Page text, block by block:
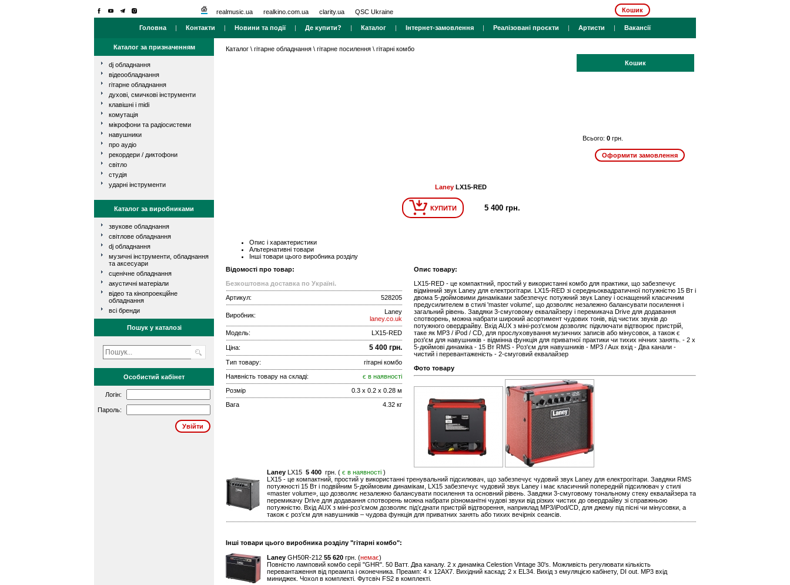
realmusic.ua realkino.com.ua clarity.ua QSC Ukraine Кошик
Головна | Контакти | Новини та події| Де купити? | Каталог | Інтернет-замовлення | Реалізовані проєкти | Артисти | Вакансії
Каталог за призначенням
dj обладнання
відеообладнання
гітарне обладнання
духові, смичкові інструменти
клавішні і midi
комутація
мікрофони та радіосистеми
навушники
про аудіо
рекордери / диктофони
світло
студія
ударні інструменти
Каталог за виробниками
звукове обладнання
світлове обладнання
dj обладнання
музичні інструменти, обладнання
та аксесуари
сценічне обладнання
акустичні матеріали
відео та кінопроекційне
обладнання
всі бренди
Пошук у каталозі
Особистий кабінет
Логін:
Пароль:
Каталог \ гітарне обладнання \ гітарне посилення \ гітарні комбо
Кошик
Всього: 0 грн.
Laney LX15-RED
КУПИТИ 5 400 грн.
Опис і характеристики
Альтернативні товари
Інші товари цього виробника розділу
Відомості про товар:
Безкоштовна доставка по Україні.
Артикул:
528205
Виробник:
Laney
laney.co.uk
Модель:
LX15-RED
Ціна: 5 400 грн.
Тип товару:
гітарні комбо
Наявність товару на складі:
є в наявності
Розмір
0.3 x 0.2 x 0.28 м
Вага
4.32 кг
Опис товару:
LX15-RED - це компактний, простий у використанні комбо для практики, що забезпечує
відмінний звук Laney для електрогітари. LX15-RED зі середньоквадратичної потужністю 15 Вт і
двома 5-дюймовими динаміками забезпечує потужний звук Laney і оснащений класичним
предусилителем в стилі 'master volume', що дозволяє незалежно балансувати посилення і
загальний рівень. Завдяки 3-смуговому еквалайзеру і перемикача Drive для додавання
спотворень, можна набрати широкий асортимент чудових тонів, від чистих звуків до
потужного овердрайву. Вхід AUX з міні-роз'ємом дозволяє підключати відтворює пристрій,
таке як MP3 / iPod / CD, для прослуховування музичних записів або мінусовок, а також є
роз'єм для навушників - відмінна функція для приватної практики чи тихих нічних занять. - 2 x
5-дюймові динаміка - 15 Вт RMS - Роз'єм для навушників - MP3 / Aux вхід - Два канали -
чистий і перевантаженість - 2-смуговий еквалайзер
Фото товару
Laney LX15 5 400 грн. ( є в наявності )
LX15 - це компактний, простий у використанні тренувальний підсилювач, що забезпечує чудовий звук Laney для електрогітари. Завдяки RMS
потужності 15 Вт і подвійним 5-дюймовим динамікам, LX15 забезпечує чудовий звук Laney і має класичний попередній підсилювач у стилі
«master volume», що дозволяє незалежно балансувати посилення та основний рівень. Завдяки 3-смуговому тональному стеку еквалайзера та
перемикачу Drive для додавання спотворень можна набрати різноманітні чудові звуки від різких чистих до овердрайву зі справжньою
потужністю. Вхід AUX з міні-роз’ємом дозволяє під’єднати пристрій відтворення, наприклад MP3/iPod/CD, для джему під пісні чи мінусовки, а
також є роз’єм для навушників – чудова функція для приватних занять або тихих вечірніх сеансів.
Інші товари цього виробника розділу "гітарні комбо":
Laney GH50R-212 55 620 грн. (немає)
Повністю ламповий комбо серії "GHR". 50 Ватт. Два каналу. 2 x динаміка Celestion Vintage 30's. Можливість регулювати кількість
перевантаження від преампа і оконечника. Преамп: 4 x 12AX7. Вихідний каскад: 2 x EL34. Вихід з емуляцією кабінету, DI out. МР3 вхід
миниджек. Чохол в комплекті. Футсвіч FS2 в комплекті.